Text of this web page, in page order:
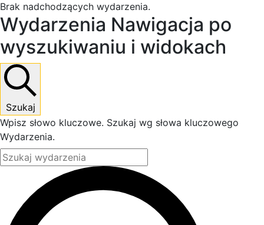
Brak nadchodzących wydarzenia.
Wydarzenia Nawigacja po
wyszukiwaniu i widokach
Szukaj
Wpisz słowo kluczowe. Szukaj wg słowa kluczowego
Wydarzenia.